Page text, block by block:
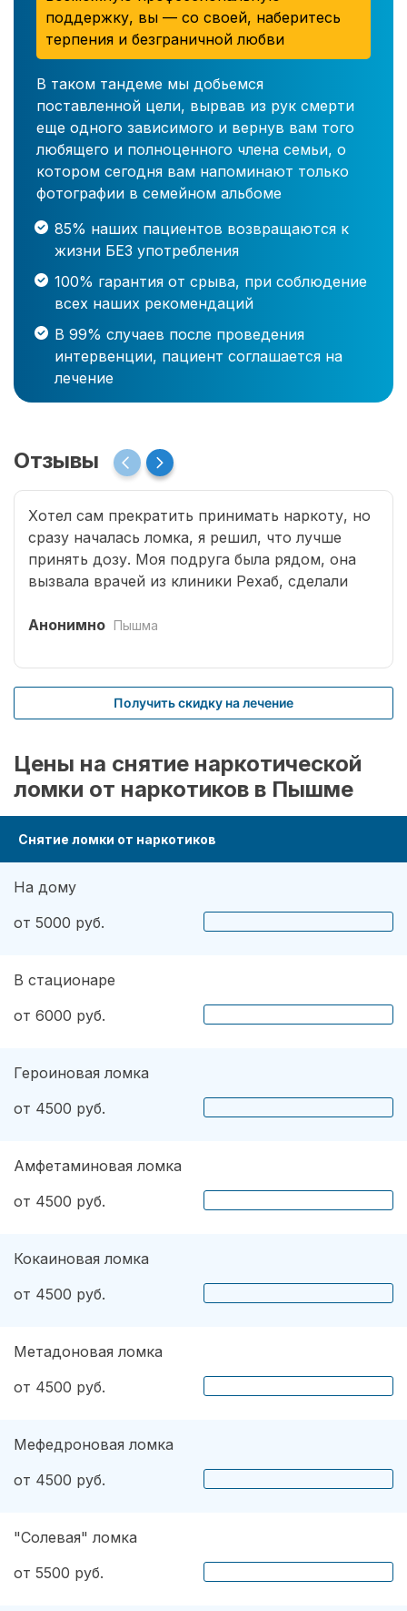
поддержку, вы — со своей, наберитесь
терпения и безграничной любви
В таком тандеме мы добьемся
поставленной цели, вырвав из рук смерти
еще одного зависимого и вернув вам того
любящего и полноценного члена семьи, о
котором сегодня вам напоминают только
фотографии в семейном альбоме
85% наших пациентов возвращаются к
жизни БЕЗ употребления
100% гарантия от срыва, при соблюдение
всех наших рекомендаций
В 99% случаев после проведения
интервенции, пациент соглашается на
лечение
Отзывы
Хотел сам прекратить принимать наркоту, но
сразу началась ломка, я решил, что лучше
принять дозу. Моя подруга была рядом, она
вызвала врачей из клиники Рехаб, сделали
что надо там пролечиться основательно.
Анонимно Пышма
Получить скидку на лечение
Цены на снятие наркотической
ломки от наркотиков в Пышме
Снятие ломки от наркотиков
На дому
от 5000 руб.
В стационаре
от 6000 руб.
Героиновая ломка
от 4500 руб.
Амфетаминовая ломка
от 4500 руб.
Кокаиновая ломка
от 4500 руб.
Метадоновая ломка
от 4500 руб.
Мефедроновая ломка
от 4500 руб.
"Солевая" ломка
от 5500 руб.